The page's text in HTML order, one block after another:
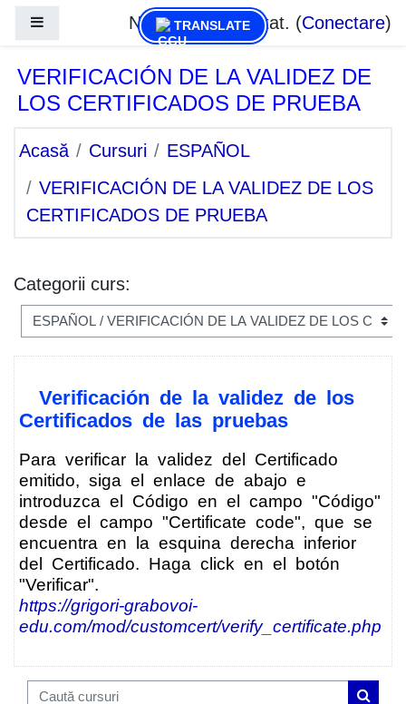
Sari la conţinutul principalNu sunteți conectat. (Conectare)
VERIFICACIÓN DE LA VALIDEZ DE
LOS CERTIFICADOS DE PRUEBA
Acasă Cursuri
ESPAÑOL
VERIFICACIÓN DE LA VALIDEZ DE LOS
CERTIFICADOS DE PRUEBA
Categorii curs:
Verificación de la validez de los
Certificados de las pruebas
Para verificar la validez del Certificado
emitido, siga el enlace de abajo e
introduzca el Código en el campo "Código"
desde el campo "Certificate code", que se
encuentra en la esquina derecha inferior
del Certificado. Haga click en el botón
"Verificar".
https://grigori-grabovoi-
edu.com/mod/customcert/verify_certificate.php
Caută cursuri
TRANSLATE